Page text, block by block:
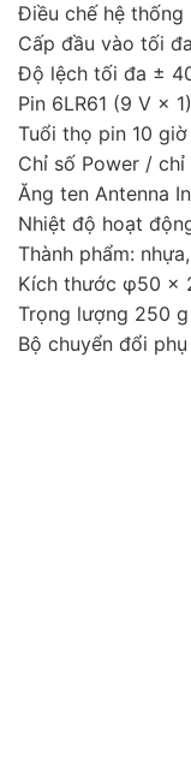
Điều chế hệ thống
Cấp đầu vào tối
Độ lệch tối đa ±
Pin 6LR61 (9 V × 1)
Tuổi thọ pin 10
Chỉ số Power /
Ăng ten Antenna
Nhiệt độ hoạt
Thành phẩm:
Kích thước φ50 ×
Trọng lượng 250
Bộ chuyển đổi